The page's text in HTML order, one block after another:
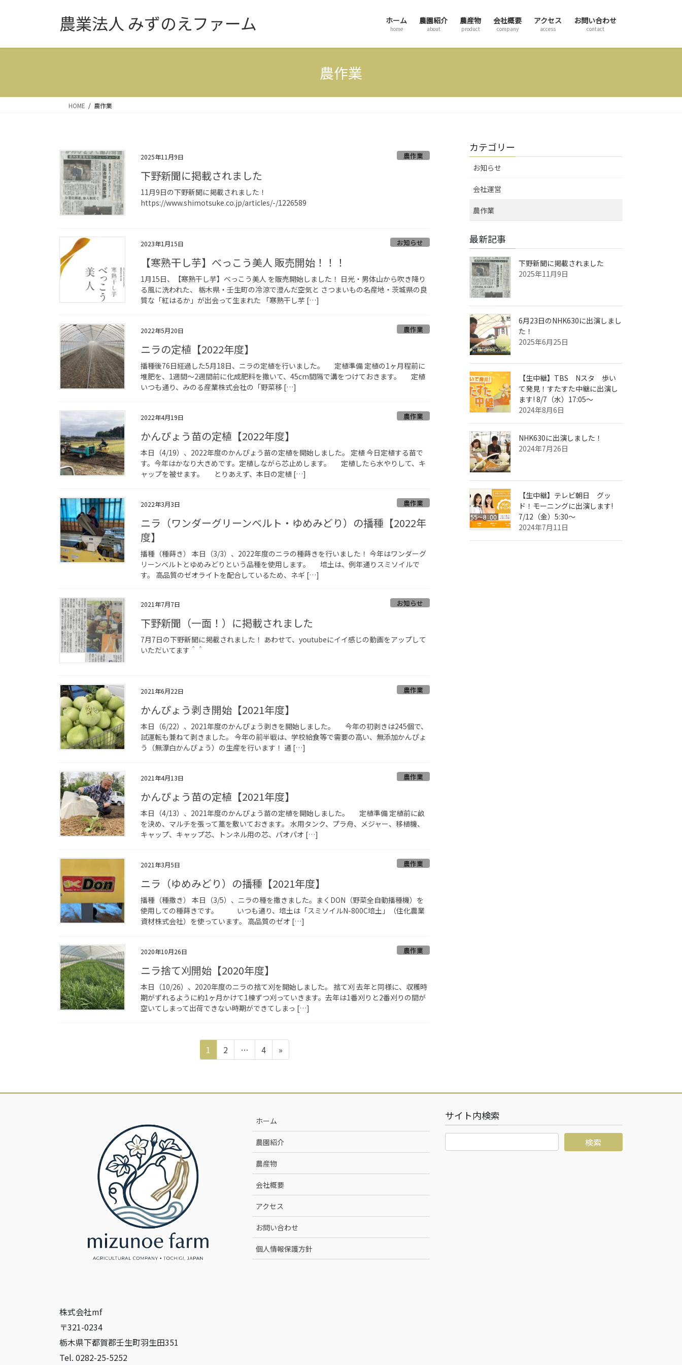
農業法人 みずのえファーム ホーム
home
農園紹介
about
農産物
product
会社概要
company
アクセス
access
お問い合わせ
contact
農作業
HOME 農作業
2025年11月9日 農作業
下野新聞に掲載されました
11月9日の下野新聞に掲載されました！
https://www.shimotsuke.co.jp/articles/-/1226589
2023年1月15日 お知らせ
【寒熟干し芋】べっこう美人 販売開始！！！
1月15日、【寒熟干し芋】べっこう美人 を販売開始しました！ 日光・男体山から吹き降り
る風に洗われた、 栃木県・壬生町の冷涼で澄んだ空気と さつまいもの名産地・茨城県の良
質な「紅はるか」が出会って生まれた 「寒熟干し芋 […]
2022年5月20日 農作業
ニラの定植【2022年度】
播種後76日経過した5月18日、ニラの定植を行いました。 定植準備 定植の1ヶ月程前に
堆肥を、1週間～2週間前に化成肥料を撒いて、45cm間隔で溝をつけておきます。 定植
いつも通り、みのる産業株式会社の「野菜移 […]
2022年4月19日 農作業
かんぴょう苗の定植【2022年度】
本日（4/19）、2022年度のかんぴょう苗の定植を開始しました。 定植 今日定植する苗で
す。今年はかなり大きめです。定植しながら芯止めします。 定植したら水やりして、キ
ャップを被せます。 とりあえず、本日の定植 […]
2022年3月3日 農作業
ニラ（ワンダーグリーンベルト・ゆめみどり）の播種【2022年
度】
播種（種蒔き） 本日（3/3）、2022年度のニラの種蒔きを行いました！ 今年はワンダーグ
リーンベルトとゆめみどりという品種を使用します。 培土は、例年通りスミソイルで
す。 高品質のゼオライトを配合しているため、ネギ […]
2021年7月7日 お知らせ
下野新聞（一面！）に掲載されました
7月7日の下野新聞に掲載されました！ あわせて、youtubeにイイ感じの動画をアップして
いただいてます＾＾
2021年6月22日 農作業
かんぴょう剥き開始【2021年度】
本日（6/22）、2021年度のかんぴょう剥きを開始しました。 今年の初剥きは245個で、
試運転も兼ねて剥きました。 今年の前半戦は、学校給食等で需要の高い、無添加かんぴょ
う（無漂白かんぴょう）の生産を行います！ 通 […]
2021年4月13日 農作業
かんぴょう苗の定植【2021年度】
本日（4/13）、2021年度のかんぴょう苗の定植を開始しました。 定植準備 定植前に畝
を決め、マルチを張って藁を敷いておきます。 水用タンク、プラ舟、メジャー、移植機、
キャップ、キャップ芯、トンネル用の芯、パオパオ […]
2021年3月5日 農作業
ニラ（ゆめみどり）の播種【2021年度】
播種（種撒き） 本日（3/5）、ニラの種を撒きました。まくDON（野菜全自動播種機）を
使用しての種蒔きです。 いつも通り、培土は「スミソイルN-800C培土」（住化農業
資材株式会社）を使っています。 高品質のゼオ […]
2020年10月26日 農作業
ニラ捨て刈開始【2020年度】
本日（10/26）、2020年度のニラの捨て刈を開始しました。 捨て刈 去年と同様に、収穫時
期がずれるように約1ヶ月かけて1棟ずつ刈っていきます。去年は1番刈りと2番刈りの間が
空いてしまって出荷できない時期ができてしまっ […]
ペ
固
定
1
固
定
2 …
固
定
4 »
カテゴリー
お知らせ
会社運営
農作業
最新記事
下野新聞に掲載されました
2025年11月9日
6月23日のNHK630に出演しまし
た！
2025年6月25日
【生中継】TBS Nスタ 歩い
て発見！すたすた中継に出演し
ます! 8/7（水）17:05～
2024年8月6日
NHK630に出演しました！
2024年7月26日
【生中継】テレビ朝日 グッ
ド！モーニングに出演します!
7/12（金）5:30～
2024年7月11日
株式会社mf
〒321-0234
栃木県下都賀郡壬生町羽生田351
Tel. 0282-25-5252
ホーム
農園紹介
農産物
会社概要
アクセス
お問い合わせ
個人情報保護方針
サイト内検索